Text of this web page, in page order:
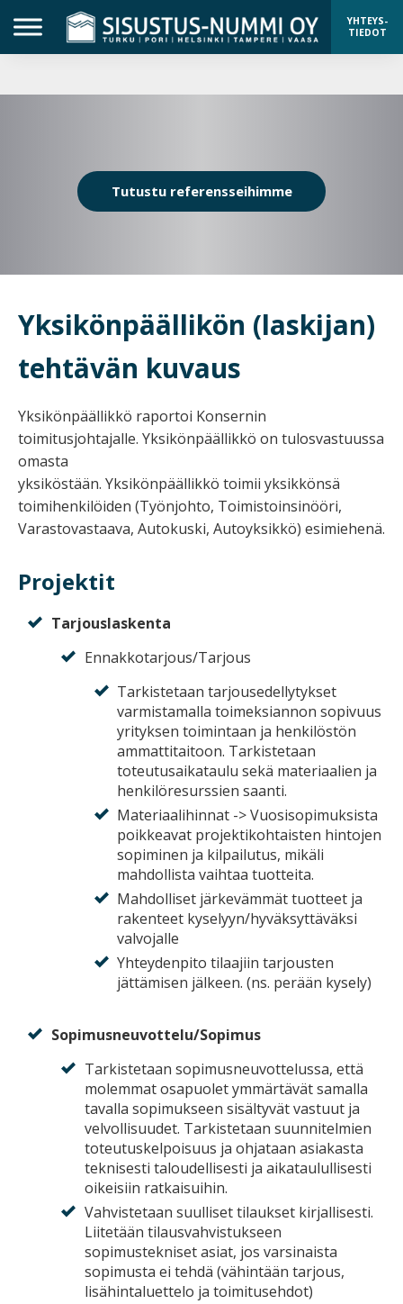
YHTEYS-
TIEDOT
Tutustu referensseihimme
Yksikönpäällikön (laskijan)
tehtävän kuvaus
Yksikönpäällikkö raportoi Konsernin
toimitusjohtajalle. Yksikönpäällikkö on tulosvastuussa
omasta
yksiköstään. Yksikönpäällikkö toimii yksikkönsä
toimihenkilöiden (Työnjohto, Toimistoinsinööri,
Varastovastaava, Autokuski, Autoyksikkö) esimiehenä.
Projektit
Tarjouslaskenta
Ennakkotarjous/Tarjous
Tarkistetaan tarjousedellytykset
varmistamalla toimeksiannon sopivuus
yrityksen toimintaan ja henkilöstön
ammattitaitoon. Tarkistetaan
toteutusaikataulu sekä materiaalien ja
henkilöresurssien saanti.
Materiaalihinnat -> Vuosisopimuksista
poikkeavat projektikohtaisten hintojen
sopiminen ja kilpailutus, mikäli
mahdollista vaihtaa tuotteita.
Mahdolliset järkevämmät tuotteet ja
rakenteet kyselyyn/hyväksyttäväksi
valvojalle
Yhteydenpito tilaajiin tarjousten
jättämisen jälkeen. (ns. perään kysely)
Sopimusneuvottelu/Sopimus
Tarkistetaan sopimusneuvottelussa, että
molemmat osapuolet ymmärtävät samalla
tavalla sopimukseen sisältyvät vastuut ja
velvollisuudet. Tarkistetaan suunnitelmien
toteutuskelpoisuus ja ohjataan asiakasta
teknisesti taloudellisesti ja aikataulullisesti
oikeisiin ratkaisuihin.
Vahvistetaan suulliset tilaukset kirjallisesti.
Liitetään tilausvahvistukseen
sopimustekniset asiat, jos varsinaista
sopimusta ei tehdä (vähintään tarjous,
lisähintaluettelo ja toimitusehdot)